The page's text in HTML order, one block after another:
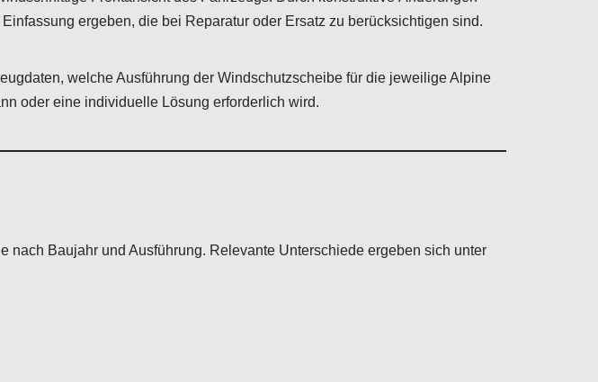
ergeben, die bei Reparatur oder Ersatz zu berücksichtigen sind.
welche Ausführung der Windschutzscheibe für die jeweilige Alpine
oder eine individuelle Lösung erforderlich wird.
Baujahr und Ausführung. Relevante Unterschiede ergeben sich unter